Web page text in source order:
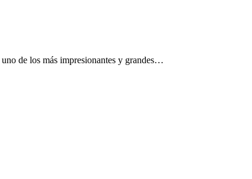
de los más impresionantes y grandes…